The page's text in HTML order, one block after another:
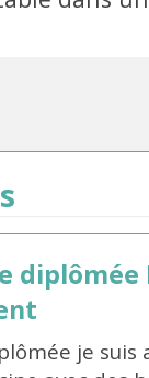
diplômée
je